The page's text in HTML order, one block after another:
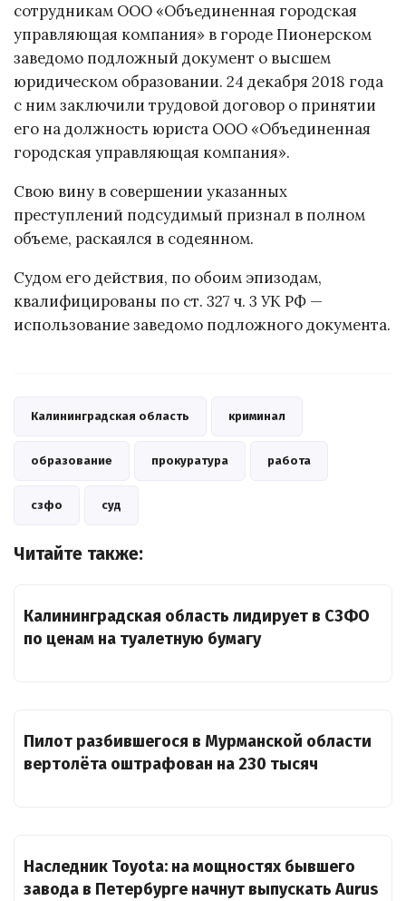
сотрудникам ООО «Объединенная городская
управляющая компания» в городе Пионерском
заведомо подложный документ о высшем
юридическом образовании. 24 декабря 2018 года
с ним заключили трудовой договор о принятии
его на должность юриста ООО «Объединенная
городская управляющая компания».
Свою вину в совершении указанных
преступлений подсудимый признал в полном
объеме, раскаялся в содеянном.
Судом его действия, по обоим эпизодам,
квалифицированы по ст. 327 ч. 3 УК РФ —
использование заведомо подложного документа.
Калининградская область криминал
образование прокуратура работа
сзфо суд
Читайте также:
Калининградская область лидирует в СЗФО
по ценам на туалетную бумагу
Пилот разбившегося в Мурманской области
вертолёта оштрафован на 230 тысяч
Наследник Toyota: на мощностях бывшего
завода в Петербурге начнут выпускать Aurus